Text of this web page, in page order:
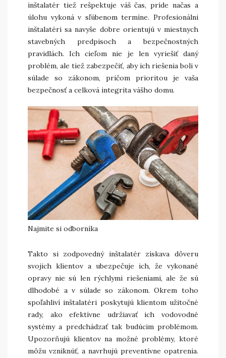
inštalatér tiež rešpektuje váš čas, príde načas a
úlohu vykoná v sľúbenom termíne. Profesionálni
inštalatéri sa navyše dobre orientujú v miestnych
stavebných predpisoch a bezpečnostných
pravidlách. Ich cieľom nie je len vyriešiť daný
problém, ale tiež zabezpečiť, aby ich riešenia boli v
súlade so zákonom, pričom prioritou je vaša
bezpečnosť a celková integrita vášho domu.
Najmite si odborníka
Takto si zodpovedný inštalatér získava dôveru
svojich klientov a ubezpečuje ich, že vykonané
opravy nie sú len rýchlymi riešeniami, ale že sú
dlhodobé a v súlade so zákonom. Okrem toho
spoľahliví inštalatéri poskytujú klientom užitočné
rady, ako efektívne udržiavať ich vodovodné
systémy a predchádzať tak budúcim problémom.
Upozorňujú klientov na možné problémy, ktoré
môžu vzniknúť, a navrhujú preventívne opatrenia.